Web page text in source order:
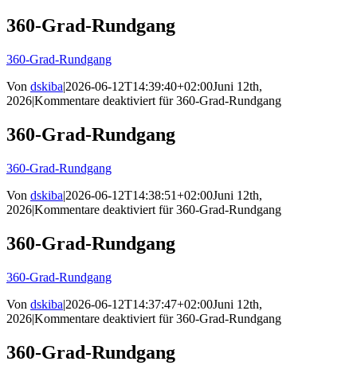
360-Grad-Rundgang
360-Grad-Rundgang
Von dskiba|2026-06-12T14:39:40+02:00Juni 12th,
2026|Kommentare deaktiviert für 360-Grad-Rundgang
360-Grad-Rundgang
360-Grad-Rundgang
Von dskiba|2026-06-12T14:38:51+02:00Juni 12th,
2026|Kommentare deaktiviert für 360-Grad-Rundgang
360-Grad-Rundgang
360-Grad-Rundgang
Von dskiba|2026-06-12T14:37:47+02:00Juni 12th,
2026|Kommentare deaktiviert für 360-Grad-Rundgang
360-Grad-Rundgang